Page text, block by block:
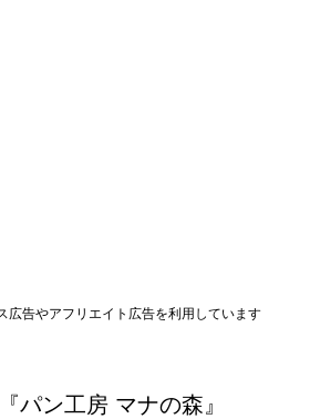
広告やアフリエイト広告を利用しています
パン工房 マナの森』